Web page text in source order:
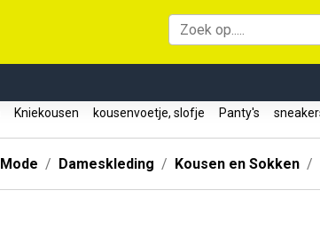
Kniekousen kousenvoetje, slofje Panty's
Mode Dameskleding Kousen en Sokken